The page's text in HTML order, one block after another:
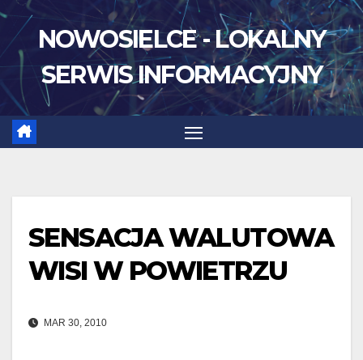
Skip
content
NOWOSIELCE - LOKALNY
SERWIS INFORMACYJNY
SENSACJA WALUTOWA
WISI W POWIETRZU
MAR 30, 2010